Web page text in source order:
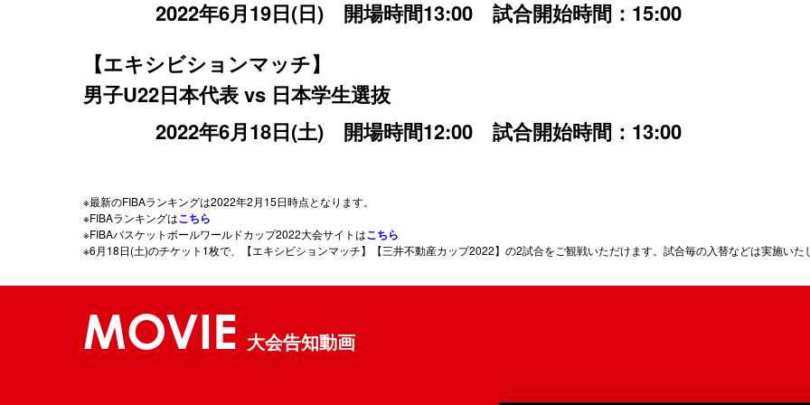
2022年6月19日(日) 開場時間13:00 試合開始時間：15:00
【エキシビションマッチ】
男子U22日本代表 vs 日本学生選抜
2022年6月18日(土) 開場時間12:00 試合開始時間：13:00
※最新のFIBAランキングは2022年2月15日時点となります。
※FIBAランキングはこちら
※FIBAバスケットボールワールドカップ2022大会サイトはこちら
※6月18日(土)のチケット1枚で、【エキシビションマッチ】【三井不動産カップ2022】の2試合をご観戦いただけます。試合毎の入替などは実施いた
MOVIE 大会告知動画